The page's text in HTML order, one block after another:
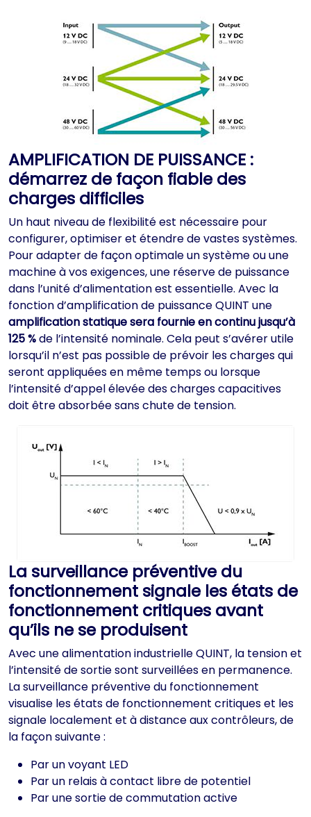
AMPLIFICATION DE PUISSANCE :
démarrez de façon fiable des
charges difficiles
Un haut niveau de flexibilité est nécessaire pour
configurer, optimiser et étendre de vastes systèmes.
Pour adapter de façon optimale un système ou une
machine à vos exigences, une réserve de puissance
dans l’unité d’alimentation est essentielle. Avec la
fonction d’amplification de puissance QUINT une
amplification statique sera fournie en continu jusqu’à
125 %de l’intensité nominale. Cela peut s’avérer utile
lorsqu’il n’est pas possible de prévoir les charges qui
seront appliquées en même temps ou lorsque
l’intensité d’appel élevée des charges capacitives
doit être absorbée sans chute de tension.
La surveillance préventive du
fonctionnement signale les états de
fonctionnement critiques avant
qu’ils ne se produisent
Avec une alimentation industrielle QUINT, la tension et
l’intensité de sortie sont surveillées en permanence.
La surveillance préventive du fonctionnement
visualise les états de fonctionnement critiques et les
signale localement et à distance aux contrôleurs, de
la façon suivante :
Par un voyant LED
Par un relais à contact libre de potentiel
Par une sortie de commutation active